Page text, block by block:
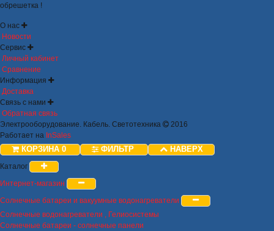
обрешетка !
О нас
Новости
Сервис
Личный кабинет
Сравнение
Информация
Доставка
Связь с нами
Обратная связь
Электрооборудование. Кабель. Светотехника
2016
Работает на InSales
КОРЗИНА 0 ФИЛЬТР НАВЕРХ
Каталог
Интернет-магазин
Солнечные батареи и вакуумные водонагреватели
Солнечные водонагреватели , Гелиосистемы
Солнечные батареи - солнечные панели